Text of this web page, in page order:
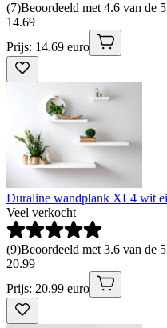
(7)Beoordeeld met 4.6 van de
14.69
Prijs: 14.69 euro
Duraline wandplank XL4 wit
Veel verkocht
(9)Beoordeeld met 3.6 van de
20.99
Prijs: 20.99 euro